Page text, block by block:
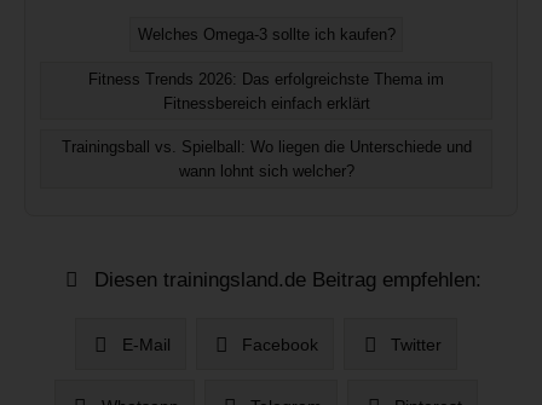
Welches Omega-3 sollte ich kaufen?
Fitness Trends 2026: Das erfolgreichste Thema im
Fitnessbereich einfach erklärt
Trainingsball vs. Spielball: Wo liegen die Unterschiede und
wann lohnt sich welcher?
Diesen trainingsland.de Beitrag empfehlen:
E-Mail Facebook Twitter